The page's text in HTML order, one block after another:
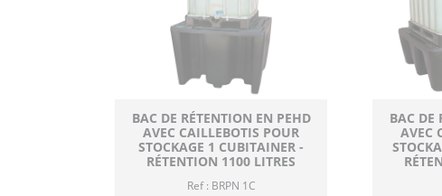
BAC DE RÉTENTION EN PEHD
AVEC CAILLEBOTIS POUR
STOCKAGE 1 CUBITAINER -
RÉTENTION 1100 LITRES
Ref : BRPN 1C
BAC DE
AVEC